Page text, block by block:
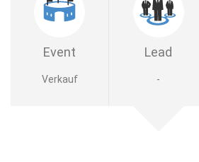
Event Lead
Verkauf -